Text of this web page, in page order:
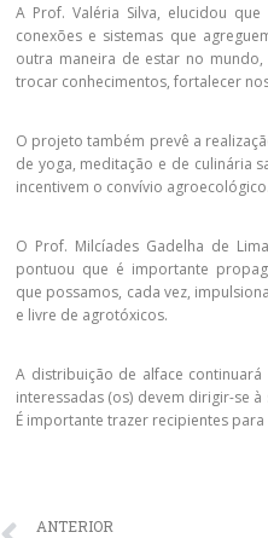
A Prof. Valéria Silva, elucidou
conexões e sistemas que
outra maneira de estar no
trocar conhecimentos, fortalecer
O projeto também prevê a
de yoga, meditação e de culinária
incentivem o convívio agroecológico.
O Prof. Milcíades Gadelha de
pontuou que é importante
que possamos, cada vez,
e livre de agrotóxicos.
A distribuição de alface
interessadas (os) devem dirigir-se
É importante trazer recipientes
ANTERIOR